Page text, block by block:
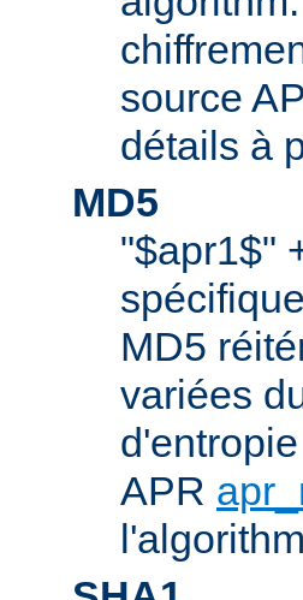
source
détails à
MD5
"$apr1$"
MD5
variées
APR